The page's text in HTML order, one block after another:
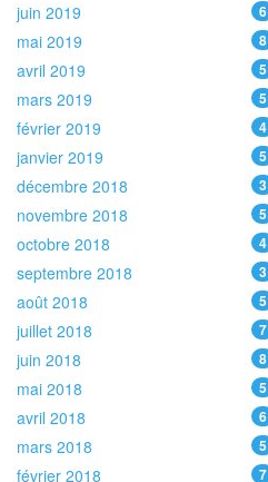
juin 2019 6
mai 2019 8
avril 2019 5
mars 2019 5
février 2019 4
janvier 2019 5
décembre 2018 3
novembre 2018 5
octobre 2018 4
septembre 2018 3
août 2018 5
juillet 2018 7
juin 2018 8
mai 2018 5
avril 2018 6
mars 2018 5
février 2018 7